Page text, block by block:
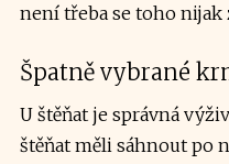
není třeba se toho nijak
Špatně vybrané
U štěňat je správná
štěňat měli sáhnout po